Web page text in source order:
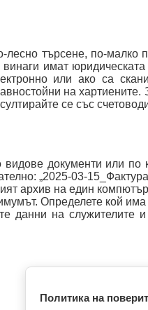
търсене, по-малко
имат
или ако са
на хартиените.
се със
документи или по
„2025-03-
архив на един
Определете кой
данни на служителите
Политика на